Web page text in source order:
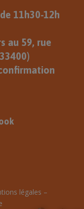
11h30-12h
au 59, rue
légales –